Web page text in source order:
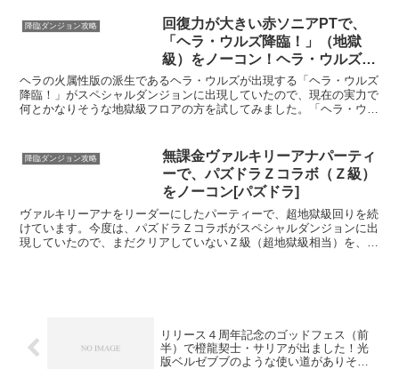
降臨ダンジョン攻略
回復力が大きい赤ソニアPTで、
「ヘラ・ウルズ降臨！」（地獄
級）をノーコン！ヘラ・ウルズも
ドロップ！[パズドラ]
ヘラの火属性版の派生であるヘラ・ウルズが出現する「ヘラ・ウルズ
降臨！」がスペシャルダンジョンに出現していたので、現在の実力で
何とかなりそうな地獄級フロアの方を試してみました。「ヘラ・ウル
降臨ダンジョン攻略
無課金ヴァルキリーアナパーティ
ーで、パズドラＺコラボ（Ｚ級）
をノーコン[パズドラ]
ヴァルキリーアナをリーダーにしたパーティーで、超地獄級回りを続
けています。今度は、パズドラＺコラボがスペシャルダンジョンに出
現していたので、まだクリアしていないＺ級（超地獄級相当）を、ヴ
リリース４周年記念のゴッドフェス（前
半）で橙龍契士・サリアが出ました！光
版ベルゼブブのような使い道がありそ